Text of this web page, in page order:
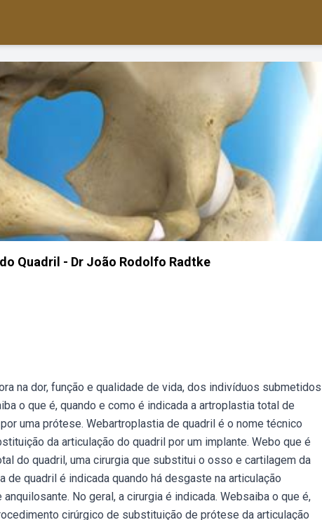
Quadril - Dr João Rodolfo Radtke
na dor, função e qualidade de vida, dos indivíduos submetidos
o que é, quando e como é indicada a artroplastia total de
uma prótese. Webartroplastia de quadril é o nome técnico
da articulação do quadril por um implante. Webo que é
do quadril, uma cirurgia que substitui o osso e cartilagem da
quadril é indicada quando há desgaste na articulação
No geral, a cirurgia é indicada. Websaiba o que é,
cirúrgico de substituição de prótese da articulação